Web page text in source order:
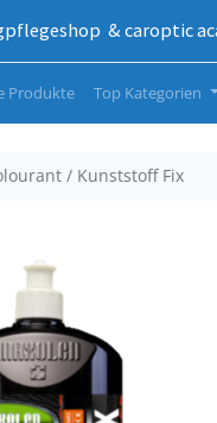
& caroptic
Produkte Top Kategorien
/ Kunststoff Fix